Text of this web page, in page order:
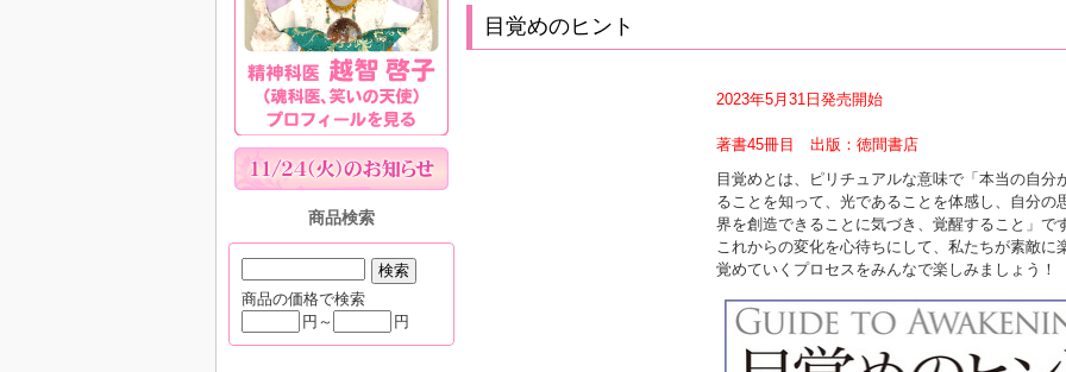
目覚めのヒント
2023年5月31日発売開始
著書45冊目 出版：徳間書店
目覚めとは、ピリチュアルな意味で「本当の自分
ることを知って、光であることを体感し、自分の
界を創造できることに気づき、覚醒すること」
これからの変化を心待ちにして、私たちが素敵に
覚めていくプロセスをみんなで楽しみましょう！
商品検索
商品の価格で検索
円～
円